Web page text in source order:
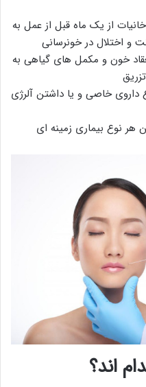
از یک ماه قبل از عمل به
و اختلال در خونرسانی
خون و مکمل های گیاهی به
خاصی و یا داشتن آلرژی
هر نوع بیماری زمینه ای
اند؟